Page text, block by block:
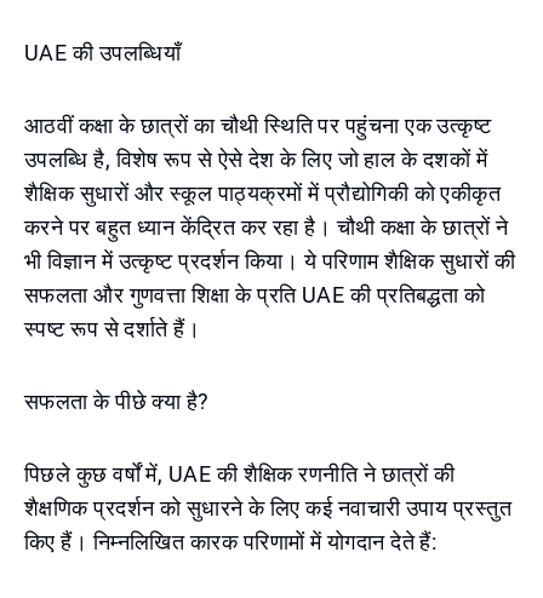
UAE की उपलब्धियाँ
आठवीं कक्षा के छात्रों का चौथी स्थिति पर पहुंचना एक उत्कृष्ट
उपलब्धि है, विशेष रूप से ऐसे देश के लिए जो हाल के दशकों में
शैक्षिक सुधारों और स्कूल पाठ्यक्रमों में प्रौद्योगिकी को एकीकृत
करने पर बहुत ध्यान केंद्रित कर रहा है। चौथी कक्षा के छात्रों ने
भी विज्ञान में उत्कृष्ट प्रदर्शन किया। ये परिणाम शैक्षिक सुधारों की
सफलता और गुणवत्ता शिक्षा के प्रति UAE की प्रतिबद्धता को
स्पष्ट रूप से दर्शाते हैं।
सफलता के पीछे क्या है?
पिछले कुछ वर्षों में, UAE की शैक्षिक रणनीति ने छात्रों की
शैक्षणिक प्रदर्शन को सुधारने के लिए कई नवाचारी उपाय प्रस्तुत
किए हैं। निम्नलिखित कारक परिणामों में योगदान देते हैं: